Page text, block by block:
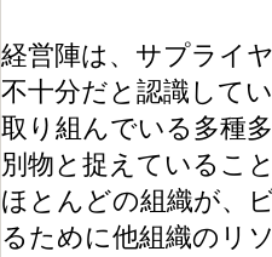
経営陣は、サプライ
不十分だと認識して
取り組んでいる多種
別物と捉えているこ
ほとんどの組織が、
るために他組織のリ